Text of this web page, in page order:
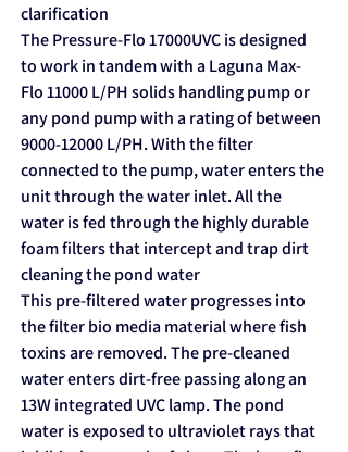
clarification
The Pressure-Flo 17000UVC is designed
to work in tandem with a Laguna Max-
Flo 11000 L/PH solids handling pump or
any pond pump with a rating of between
9000-12000 L/PH. With the filter
connected to the pump, water enters the
unit through the water inlet. All the
water is fed through the highly durable
foam filters that intercept and trap dirt
cleaning the pond water
This pre-filtered water progresses into
the filter bio media material where fish
toxins are removed. The pre-cleaned
water enters dirt-free passing along an
13W integrated UVC lamp. The pond
water is exposed to ultraviolet rays that